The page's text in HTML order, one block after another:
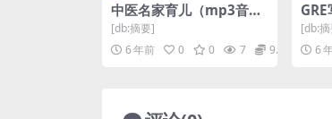
中医名家育儿（mp3音频
完结）百度网盘
[db:摘要]
6 年前
0 0 7 9.9
师：
度网
[db:
6